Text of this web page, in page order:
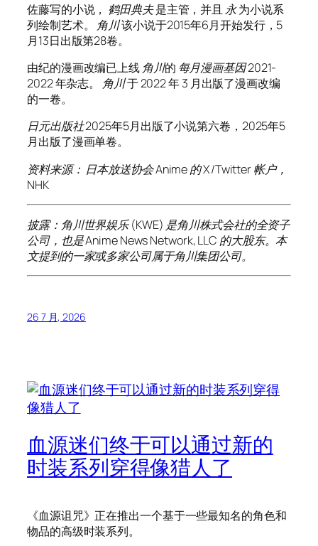
佐藤写的小说， 鹤田典夫是主管，并且 永为小说系
列绘制艺术。 角川该小说于2015年6月开始发行，5
月13日出版第28卷。
由纪的漫画改编已上线 角川的 每月漫画基因2021-
2022 年杂志。 角川于 2022 年 3 月出版了漫画改编
的一卷。
日元出版社2025年5月出版了小说第六卷，2025年5
月出版了漫画单卷。
资料来源： 日本放送协会Anime 的 X/Twitter 帐户，
NHK
披露：角川世界娱乐 (KWE) 是角川株式会社的全资子
公司，也是 Anime News Network, LLC 的大股东。本
文提到的一家或多家公司属于角川集团公司。
26 7 月, 2026
血源迷们终于可以通过新的
时装系列穿得像猎人了
《血源诅咒》正在推出一个基于一些最知名的角色和
物品的高级时装系列。